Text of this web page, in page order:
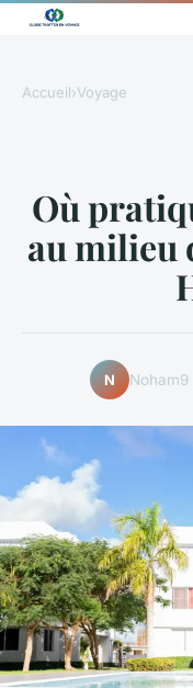
Accueil›Voyage
Où
au milieu
N Noham9